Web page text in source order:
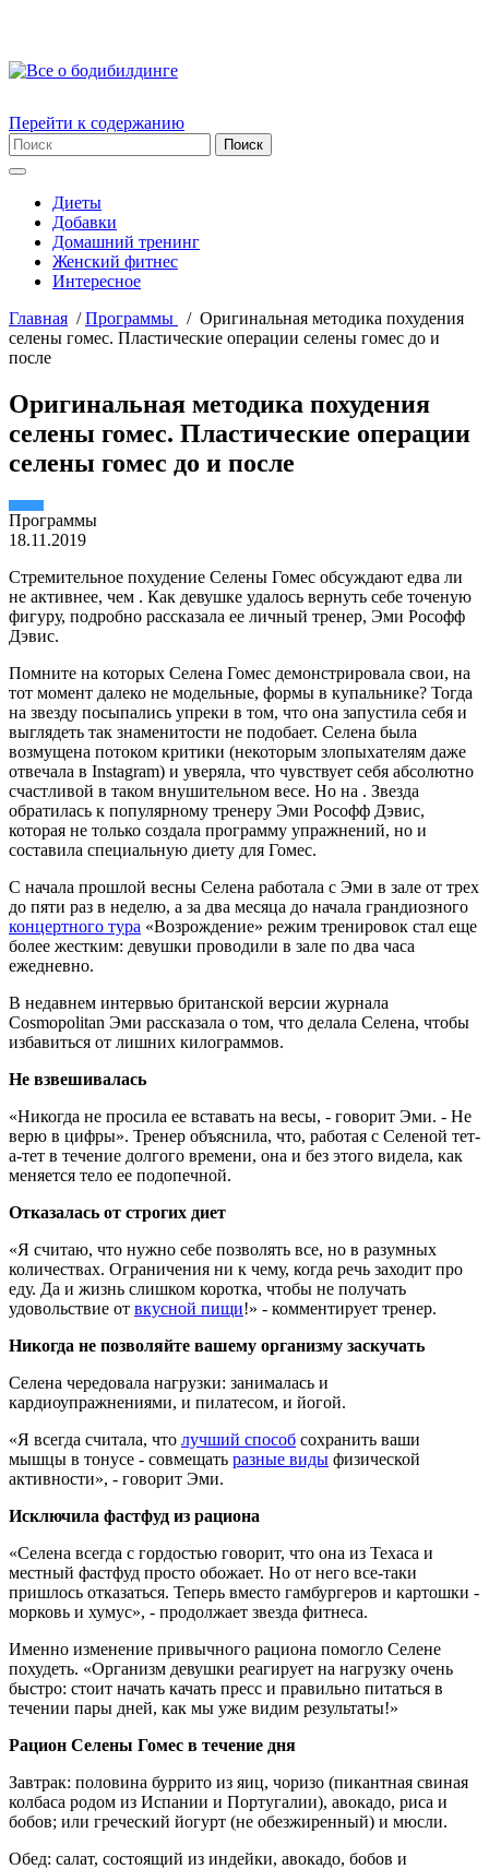
Перейти к содержанию
Диеты
Добавки
Домашний тренинг
Женский фитнес
Интересное
Главная /Пpогpаммы / Оригинальная методика похудения
селены гомес. Пластические операции селены гомес до и
после
Оригинальная методика похудения
селены гомес. Пластические операции
селены гомес до и после
Пpогpаммы
18.11.2019
Стремительное похудение Селены Гомес обсуждают едва ли
не активнее, чем . Как девушке удалось вернуть себе точеную
фигуру, подробно рассказала ее личный тренер, Эми Рософф
Дэвис.
Помните на которых Селена Гомес демонстрировала свои, на
тот момент далеко не модельные, формы в купальнике? Тогда
на звезду посыпались упреки в том, что она запустила себя и
выглядеть так знаменитости не подобает. Селена была
возмущена потоком критики (некоторым злопыхателям даже
отвечала в Instagram) и уверяла, что чувствует себя абсолютно
счастливой в таком внушительном весе. Но на . Звезда
обратилась к популярному тренеру Эми Рософф Дэвис,
которая не только создала программу упражнений, но и
составила специальную диету для Гомес.
С начала прошлой весны Селена работала с Эми в зале от трех
до пяти раз в неделю, а за два месяца до начала грандиозного
концертного тура «Возрождение» режим тренировок стал еще
более жестким: девушки проводили в зале по два часа
ежедневно.
В недавнем интервью британской версии журнала
Cosmopolitan Эми рассказала о том, что делала Селена, чтобы
избавиться от лишних килограммов.
Не взвешивалась
«Никогда не просила ее вставать на весы, - говорит Эми. - Не
верю в цифры». Тренер объяснила, что, работая с Селеной тет-
а-тет в течение долгого времени, она и без этого видела, как
меняется тело ее подопечной.
Отказалась от строгих диет
«Я считаю, что нужно себе позволять все, но в разумных
количествах. Ограничения ни к чему, когда речь заходит про
еду. Да и жизнь слишком коротка, чтобы не получать
удовольствие от вкусной пищи!» - комментирует тренер.
Никогда не позволяйте вашему организму заскучать
Селена чередовала нагрузки: занималась и
кардиоупражнениями, и пилатесом, и йогой.
«Я всегда считала, что лучший способ сохранить ваши
мышцы в тонусе - совмещать разные виды физической
активности», - говорит Эми.
Исключила фастфуд из рациона
«Селена всегда с гордостью говорит, что она из Техаса и
местный фастфуд просто обожает. Но от него все-таки
пришлось отказаться. Теперь вместо гамбургеров и картошки -
морковь и хумус», - продолжает звезда фитнеса.
Именно изменение привычного рациона помогло Селене
похудеть. «Организм девушки реагирует на нагрузку очень
быстро: стоит начать качать пресс и правильно питаться в
течении пары дней, как мы уже видим результаты!»
Рацион Селены Гомес в течение дня
Завтрак: половина буррито из яиц, чоризо (пикантная свиная
колбаса родом из Испании и Португалии), авокадо, риса и
бобов; или греческий йогурт (не обезжиренный) и мюсли.
Обед: салат, состоящий из индейки, авокадо, бобов и